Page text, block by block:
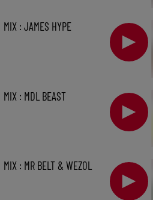
MIX : JAMES HYPE
MIX : MDL BEAST
MIX : MR BELT & WEZOL